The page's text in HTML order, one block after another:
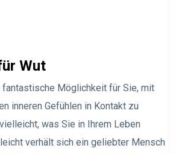
Wut
Möglichkeit für Sie, mit
inneren Gefühlen in Kontakt zu
was Sie in Ihrem Leben
verhält sich ein geliebter Mensch